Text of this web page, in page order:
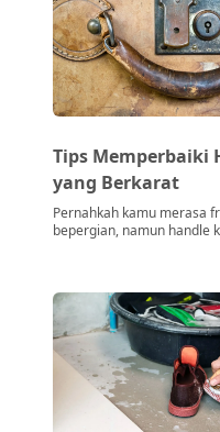
Tips Memperbaiki
yang Berkarat
Pernahkah kamu merasa
bepergian, namun handle
kesayanganmu tiba-tiba